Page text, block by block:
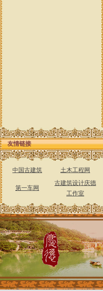
友情链接
中国古建筑 土木工程网
第一车网
古建筑设计庆德
工作室